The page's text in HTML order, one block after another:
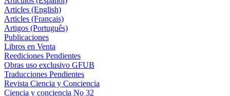
Articles (English)
Articles (Français)
Artigos (Português)
Publicaciones
Libros en Venta
Reediciones Pendientes
Obras uso exclusivo GFUB
Traducciones Pendientes
Revista Ciencia y Conciencia
Ciencia y conciencia No 32